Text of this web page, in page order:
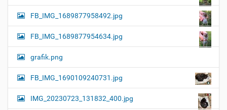
FB_IMG_1689877958492.jpg
FB_IMG_1689877954634.jpg
grafik.png
FB_IMG_1690109240731.jpg
IMG_20230723_131832_400.jpg